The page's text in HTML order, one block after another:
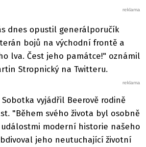
dnes opustil generálporučík
bojů na východní frontě a
lva. Čest jeho památce!" oznámil
Stropnický na Twitteru.
vyjádřil Beerově rodině
"Během svého života byl osobně
moderní historie našeho
jeho neutuchající životní